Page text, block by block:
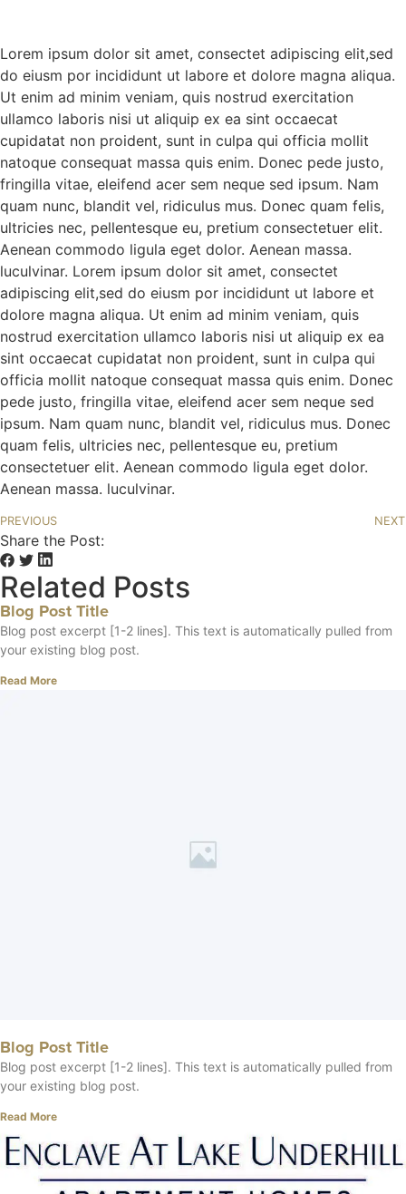
Lorem ipsum dolor sit amet, consectet adipiscing elit,sed
do eiusm por incididunt ut labore et dolore magna aliqua.
Ut enim ad minim veniam, quis nostrud exercitation
ullamco laboris nisi ut aliquip ex ea sint occaecat
cupidatat non proident, sunt in culpa qui officia mollit
natoque consequat massa quis enim. Donec pede justo,
fringilla vitae, eleifend acer sem neque sed ipsum. Nam
quam nunc, blandit vel, ridiculus mus. Donec quam felis,
ultricies nec, pellentesque eu, pretium consectetuer elit.
Aenean commodo ligula eget dolor. Aenean massa.
luculvinar. Lorem ipsum dolor sit amet, consectet
adipiscing elit,sed do eiusm por incididunt ut labore et
dolore magna aliqua. Ut enim ad minim veniam, quis
nostrud exercitation ullamco laboris nisi ut aliquip ex ea
sint occaecat cupidatat non proident, sunt in culpa qui
officia mollit natoque consequat massa quis enim. Donec
pede justo, fringilla vitae, eleifend acer sem neque sed
ipsum. Nam quam nunc, blandit vel, ridiculus mus. Donec
quam felis, ultricies nec, pellentesque eu, pretium
consectetuer elit. Aenean commodo ligula eget dolor.
Aenean massa. luculvinar.
PREVIOUS NEXT
Share the Post:
Related Posts
Blog Post Title
Blog post excerpt [1-2 lines]. This text is automatically pulled from
your existing blog post.
Read More
Blog Post Title
Blog post excerpt [1-2 lines]. This text is automatically pulled from
your existing blog post.
Read More